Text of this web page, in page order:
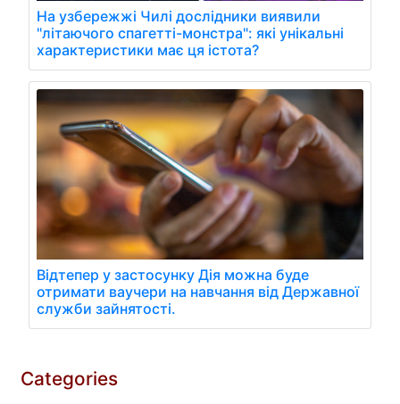
На узбережжі Чилі дослідники виявили
"літаючого спагетті-монстра": які унікальні
характеристики має ця істота?
Відтепер у застосунку Дія можна буде
отримати ваучери на навчання від Державної
служби зайнятості.
Categories